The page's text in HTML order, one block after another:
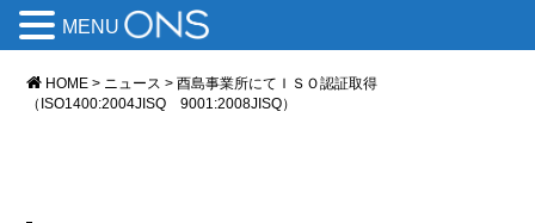
HOME > ニュース >酉島事業所にてＩＳＯ認証取得
（ISO1400:2004JISQ 9001:2008JISQ）
MENU